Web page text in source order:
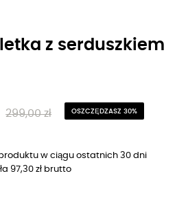
z serduszkiem
299,00 zł OSZCZĘDZASZ 30%
w ciągu ostatnich 30 dni
97,30 zł brutto